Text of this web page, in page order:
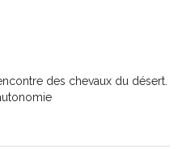
des chevaux du désert.